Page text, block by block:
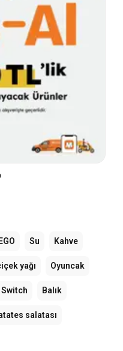
Su Kahve
yağı Oyuncak
Balık
salatası